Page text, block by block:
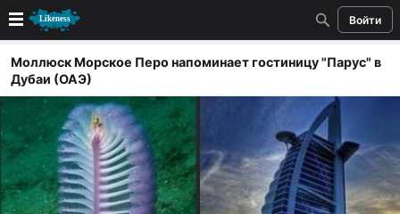
Войти
Новые
Лучшие
Голосование
Кандидаты
Моллюск Морское Перо напоминает гостиницу "Парус" в
Дубаи (ОАЭ)